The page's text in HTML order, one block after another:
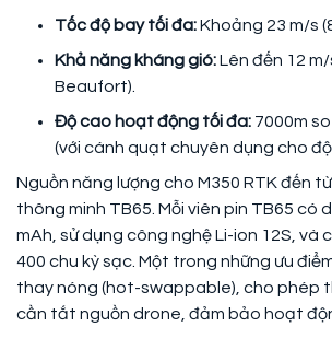
Tốc độ bay tối đa:Khoảng 23 m/s
Khả năng kháng gió:Lên đến 12
Beaufort).
Độ cao hoạt động tối đa: 7000m
(với cánh quạt chuyên dụng cho độ
Nguồn năng lượng cho M350 RTK đến
thông minh TB65. Mỗi viên pin TB65 có
mAh, sử dụng công nghệ Li-ion 12S, và
400 chu kỳ sạc. Một trong những ưu
thay nóng (hot-swappable), cho phép
cần tắt nguồn drone, đảm bảo hoạt